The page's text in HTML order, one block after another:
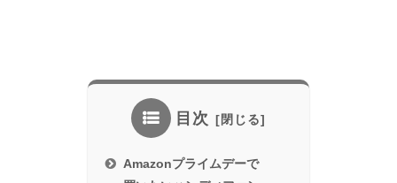
目次
Amazonプライムデーで